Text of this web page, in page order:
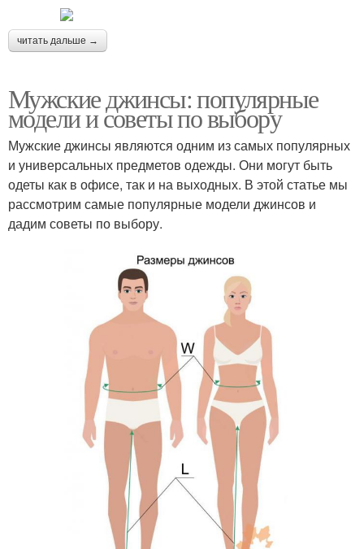
читать дальше →
Мужские джинсы: популярные
модели и советы по выбору
Мужские джинсы являются одним из самых популярных
и универсальных предметов одежды. Они могут быть
одеты как в офисе, так и на выходных. В этой статье мы
рассмотрим самые популярные модели джинсов и
дадим советы по выбору.